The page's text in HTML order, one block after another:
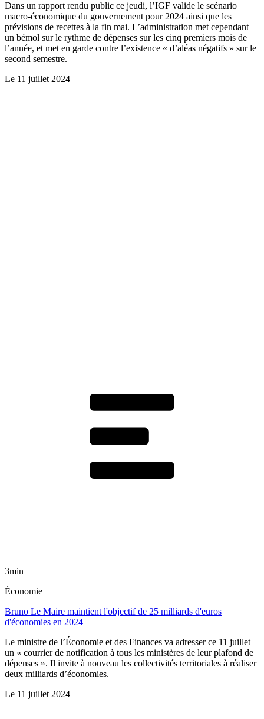
Dans un rapport rendu public ce jeudi, l’IGF valide le scénario
macro-économique du gouvernement pour 2024 ainsi que les
prévisions de recettes à la fin mai. L’administration met cependant
un bémol sur le rythme de dépenses sur les cinq premiers mois de
l’année, et met en garde contre l’existence « d’aléas négatifs » sur le
second semestre.
Le 11 juillet 2024
3min
Économie
Bruno Le Maire maintient l'objectif de 25 milliards d'euros
d'économies en 2024
Le ministre de l’Économie et des Finances va adresser ce 11 juillet
un « courrier de notification à tous les ministères de leur plafond de
dépenses ». Il invite à nouveau les collectivités territoriales à réaliser
deux milliards d’économies.
Le 11 juillet 2024